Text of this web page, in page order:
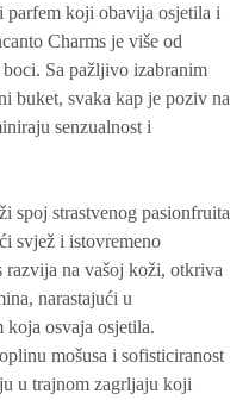
parfem koji obavija osjetila i
Charms je više od
Sa pažljivo izabranim
buket, svaka kap je poziv na
senzualnost i
spoj strastvenog pasionfruita
svjež i istovremeno
na vašoj koži, otkriva
narastajući u
osvaja osjetila.
mošusa i sofisticiranost
u trajnom zagrljaju koji